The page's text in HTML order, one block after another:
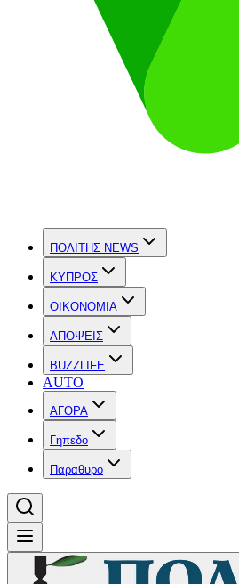
ΠΟΛΙΤΗΣ NEWS
ΚΥΠΡΟΣ
OIKONOMIA
ΑΠΟΨΕΙΣ
BUZZLIFE
AUTO
ΑΓΟΡΑ
Γηπεδο
Παραθυρο